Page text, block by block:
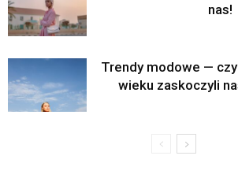
nas!
Trendy modowe —
wieku zaskoczyli